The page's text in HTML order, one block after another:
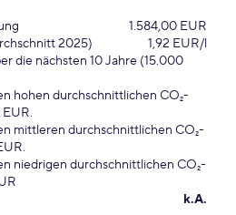
1.584,00 EUR
2025)
1,92 EUR/l
die nächsten 10 Jahre (15.000
hohen durchschnittlichen CO₂-
mittleren durchschnittlichen CO₂-
niedrigen durchschnittlichen CO₂-
k.A.